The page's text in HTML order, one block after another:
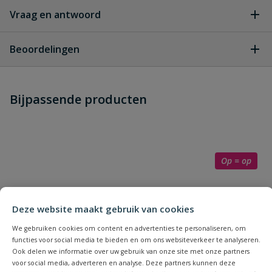
Deze website maakt gebruik van cookies
We gebruiken cookies om content en advertenties te personaliseren, om
functies voor social media te bieden en om ons websiteverkeer te analyseren.
Ook delen we informatie over uw gebruik van onze site met onze partners
voor social media, adverteren en analyse. Deze partners kunnen deze
Vraag en antwoord
dit product?
Beoordelingen
Schrijf zelf een beoordeling
Naam
Bijpassende producten
Op = op